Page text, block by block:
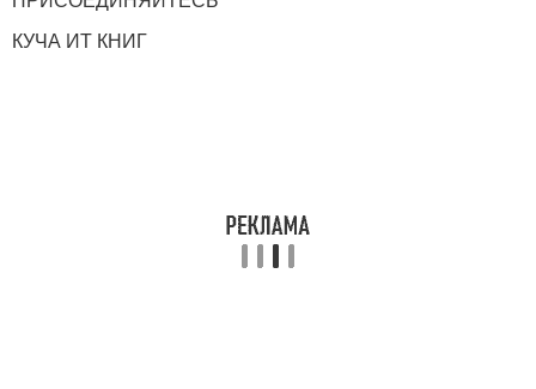
КУЧА ИТ КНИГ